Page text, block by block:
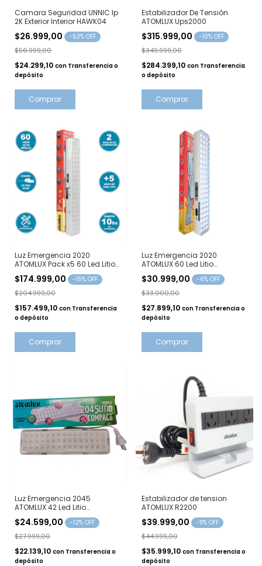
Camara Seguridad UNNIC Ip
2K Exterior Interior HAWK04
$26.999,00 -53% OFF
$56.999,00
$24.299,10 con Transferencia o
depósito
Comprar
Estabilizador De Tensión
ATOMLUX Ups2000
$315.999,00 -10% OFF
$349.999,00
$284.399,10 con Transferencia
o depósito
Comprar
Luz Emergencia 2020
ATOMLUX Pack x5 60 Led Litio
$174.999,00 -15% OFF
$204.999,00
$157.499,10 con Transferencia
o depósito
Comprar
Luz Emergencia 2020
ATOMLUX 60 Led Litio
$30.999,00 -6% OFF
$33.000,00
$27.899,10 con Transferencia o
depósito
Comprar
Luz Emergencia 2045
ATOMLUX 42 Led Litio
$24.599,00 -12% OFF
$27.999,00
$22.139,10 con Transferencia o
depósito
Estabilizador de tension
ATOMLUX R2200
$39.999,00 -11% OFF
$44.999,00
$35.999,10 con Transferencia o
depósito